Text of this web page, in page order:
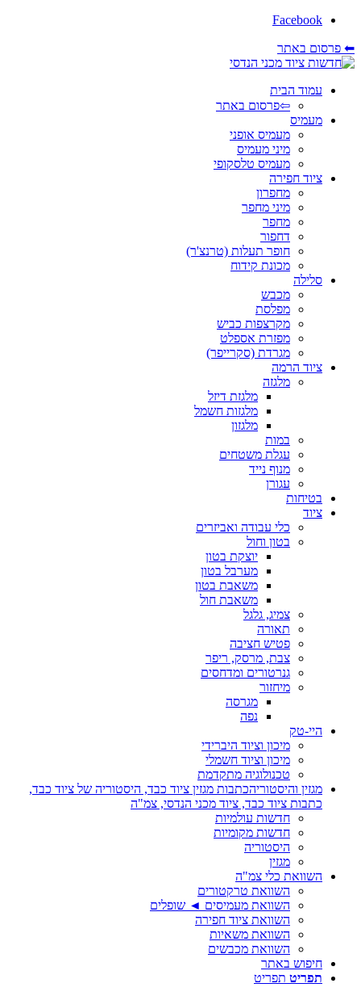
Facebook
⬅ פרסום באתר
עמוד הבית
⇦פרסום באתר
מעמיס
מעמיס אופני
מיני מעמיס
מעמיס טלסקופי
ציוד חפירה
מחפרון
מיני מחפר
מחפר
דחפור
חופר תעלות (טרנצ'ר)
מכונת קידוח
סלילה
מכבש
מפלסת
מקרצפות כביש
מפזרת אספלט
מגרדת (סקרייפר)
ציוד הרמה
מלגזה
מלגזת דיזל
מלגזות חשמל
מלגזון
במות
עגלת משטחים
מנוף נייד
עגורן
בטיחות
ציוד
כלי עבודה ואביזרים
בטון וחול
יוצקת בטון
מערבל בטון
משאבת בטון
משאבת חול
צמיג, גלגל
תאורה
פטיש חציבה
צבת, מרסק, ריפר
גנרטורים ומדחסים
מיחזור
מגרסה
נפה
היי-טק
מיכון וציוד היברידי
מיכון וציוד חשמלי
טכנולוגיה מתקדמת
מגזין והיסטוריהכתבות מגזין ציוד כבד, היסטוריה של ציוד כבד,
כתבות ציוד כבד, ציוד מכני הנדסי, צמ"ה
חדשות עולמיות
חדשות מקומיות
היסטוריה
מגזין
השוואת כלי צמ"ה
השוואת טרקטורים
השוואת מעמיסים ◄ שופלים
השוואת ציוד חפירה
השוואת משאיות
השוואת מכבשים
חיפוש באתר
תפריט תפריט